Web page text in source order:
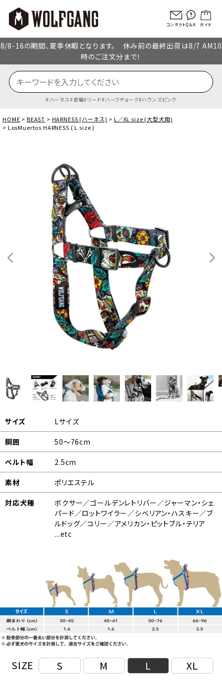
コンタクトQ＆A ガイド
8/8-16の期間、夏季休暇となります。 休み前の最終出荷は8/7 AM10
時のご注文分まで！
ハーネス 首輪 リード ハーフチョーク ハウンズピンク
HOME BEAST HARNESS (ハーネス)
L／XL size (大型犬用)
LosMuertos HARNESS ( L size )
サイズ Lサイズ
胴囲 50～76cm
ベルト幅 2.5cm
素材 ポリエステル
対応犬種
ボクサー／ゴールデンレトリバー／ジャーマン・シェ
パード／ロットワイラー／シベリアン・ハスキー／ブ
ルドッグ／コリー／アメリカン・ピットブル・テリア
...etc
SIZE S M L XL